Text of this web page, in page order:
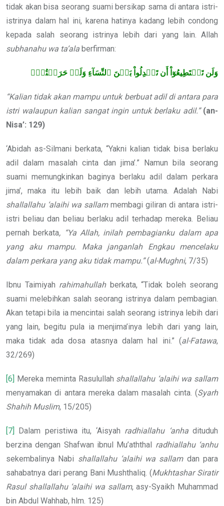
tidak akan bisa seorang suami bersikap sama di antara istri-
istrinya dalam hal ini, karena hatinya kadang lebih condong
kepada salah seorang istrinya lebih dari yang lain. Allah
subhanahu wa ta’ala berfirman:
وَلَن تَسۡتَطِيعُوٓاْ أَن تَعۡدِلُواْ بَيۡنَ ٱلنِّسَآءِ وَلَوۡ حَرَصۡتُمۡۖ
“Kalian tidak akan mampu untuk berbuat adil di antara para
istri walaupun kalian sangat ingin untuk berlaku adil.” (an-
Nisa’: 129)
‘Abidah as-Silmani berkata, “Yakni kalian tidak bisa berlaku
adil dalam masalah cinta dan jima’.” Namun bila seorang
suami memungkinkan baginya berlaku adil dalam perkara
jima’, maka itu lebih baik dan lebih utama. Adalah Nabi
shallallahu ‘alaihi wa sallammembagi giliran di antara istri-
istri beliau dan beliau berlaku adil terhadap mereka. Beliau
pernah berkata, “Ya Allah, inilah pembagianku dalam apa
yang aku mampu. Maka janganlah Engkau mencelaku
dalam perkara yang aku tidak mampu.”(al-Mughni, 7/35)
Ibnu Taimiyah rahimahullahberkata, “Tidak boleh seorang
suami melebihkan salah seorang istrinya dalam pembagian.
Akan tetapi bila ia mencintai salah seorang istrinya lebih dari
yang lain, begitu pula ia menjima’inya lebih dari yang lain,
maka tidak ada dosa atasnya dalam hal ini.” (al-Fatawa,
32/269)
[6] Mereka meminta Rasulullah shallallahu ‘alaihi wa sallam
menyamakan di antara mereka dalam masalah cinta. (Syarh
Shahih Muslim, 15/205)
[7] Dalam peristiwa itu, ‘Aisyah radhiallahu ‘anhadituduh
berzina dengan Shafwan ibnul Mu’aththal radhiallahu ‘anhu
sekembalinya Nabi shallallahu ‘alaihi wa sallamdan para
sahabatnya dari perang Bani Mushthaliq. (Mukhtashar Siratir
Rasul shallallahu ‘alaihi wa sallam, asy-Syaikh Muhammad
bin Abdul Wahhab, hlm. 125)